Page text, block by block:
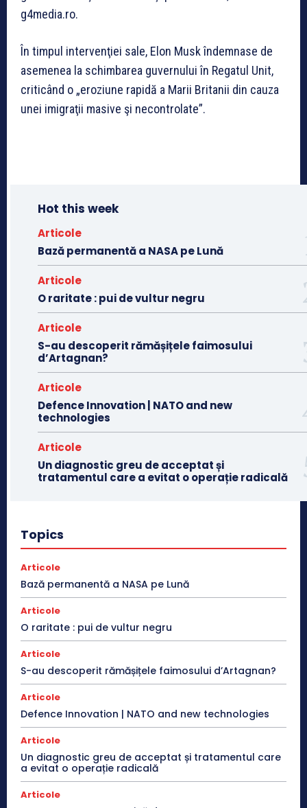
g4media.ro.
În timpul intervenţiei sale, Elon Musk îndemnase de
asemenea la schimbarea guvernului în Regatul Unit,
criticând o „eroziune rapidă a Marii Britanii din cauza
unei imigraţii masive şi necontrolate”.
Hot this week
Articole
Bază permanentă a NASA pe Lună
Articole
O raritate : pui de vultur negru
Articole
S-au descoperit rămășițele faimosului
d’Artagnan?
Articole
Defence Innovation | NATO and new
technologies
Articole
Un diagnostic greu de acceptat și
tratamentul care a evitat o operație radicală
Topics
Articole
Bază permanentă a NASA pe Lună
Articole
O raritate : pui de vultur negru
Articole
S-au descoperit rămășițele faimosului d’Artagnan?
Articole
Defence Innovation | NATO and new technologies
Articole
Un diagnostic greu de acceptat și tratamentul care
a evitat o operație radicală
Articole